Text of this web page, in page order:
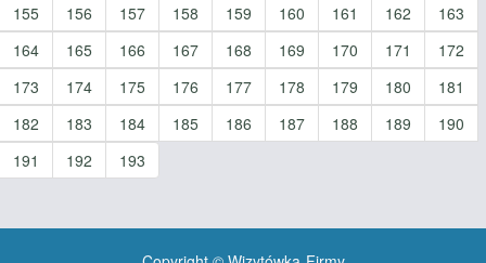
155
156 157 158 159 160 161 162
163
164
165 166 167 168 169 170 171
172
173
174 175 176 177 178 179 180
181
182
183 184 185 186 187 188 189
190
191
192 193